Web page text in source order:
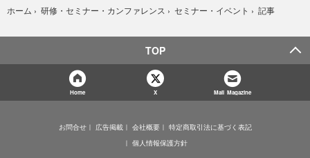
ホーム › 研修・セミナー・カンファレンス › セミナー・イベント › 記事
TOP
Home X Mail Magazine
お問合せ 広告掲載 会社概要
特定商取引法に基づく表記
個人情報保護方針